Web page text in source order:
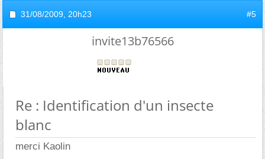
31/08/2009, 20h23 #5
invite13b76566
Re : Identification d'un insecte
blanc
merci Kaolin